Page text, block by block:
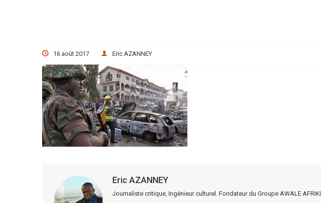
16 août 2017 Eric AZANNEY
Eric AZANNEY
Journaliste critique, Ingénieur culturel. Fondateur du Groupe AWALE AFRIKI